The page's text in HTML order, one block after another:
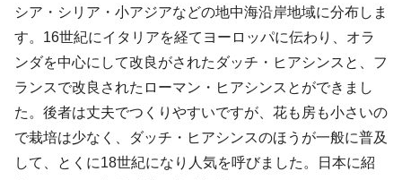
シア・シリア・小アジアなどの地中海沿岸地域に分布しま
す。16世紀にイタリアを経てヨーロッパに伝わり、オラ
ンダを中心にして改良がされたダッチ・ヒアシンスと、フ
ランスで改良されたローマン・ヒアシンスとができまし
た。後者は丈夫でつくりやすいですが、花も房も小さいの
で栽培は少なく、ダッチ・ヒアシンスのほうが一般に普及
して、とくに18世紀になり人気を呼びました。日本に紹